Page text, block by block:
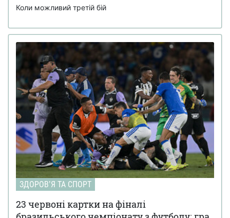
Коли можливий третій бій
ЗДОРОВʼЯ ТА СПОРТ
23 червоні картки на фіналі